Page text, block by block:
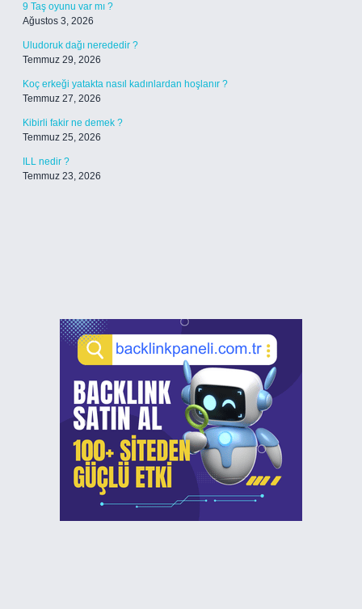
9 Taş oyunu var mı ?
Ağustos 3, 2026
Uludoruk dağı nerededir ?
Temmuz 29, 2026
Koç erkeği yatakta nasıl kadınlardan hoşlanır ?
Temmuz 27, 2026
Kibirli fakir ne demek ?
Temmuz 25, 2026
ILL nedir ?
Temmuz 23, 2026